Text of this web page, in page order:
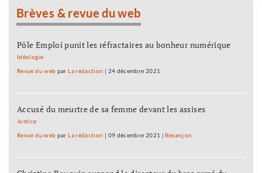
Brèves & revue du web
Pôle Emploi punit les réfractaires au bonheur numérique
Idéologie
Revue du web par La rédaction 24 décembre 2021
Accusé du meurtre de sa femme devant les assises
Justice
Revue du web par La rédaction 09 décembre 2021 Besançon